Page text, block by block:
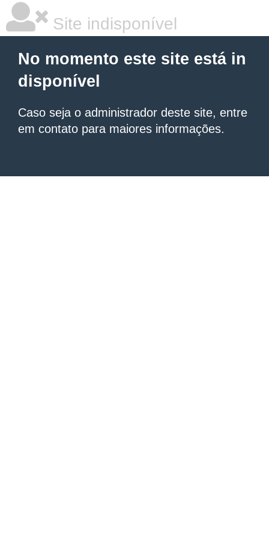
Site indisponível
No momento este site está in
disponível
Caso seja o administrador deste site, entre
em contato para maiores informações.